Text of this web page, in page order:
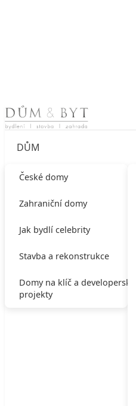
Skip to content
DŮM
České domy
Zahraniční domy
Jak bydlí celebrity
Stavba a rekonstrukce
Domy na klíč a developerské
projekty